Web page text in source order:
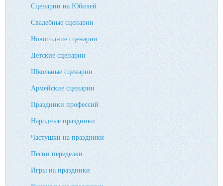
Сценарии на Юбилей
Свадебные сценарии
Новогодние сценарии
Детские сценарии
Школьные сценарии
Армейские сценарии
Праздники профессий
Народные праздники
Частушки на праздники
Песни переделки
Игры на праздники